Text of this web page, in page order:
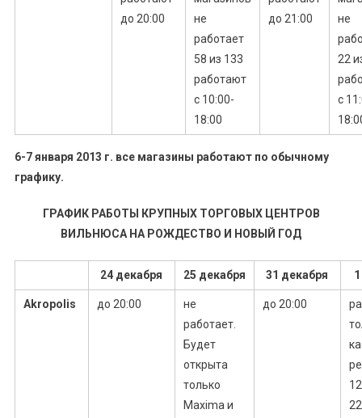
до 20:00
не
работает
58 из 133
работают
с 10:00-
18:00
до 21:00
не
22
с
6-7 января 2013 г. все магазины работают по обычному
графику.
ГРАФИК РАБОТЫ КРУПНЫХ ТОРГОВЫХ ЦЕНТРОВ
ВИЛЬНЮСА НА РОЖДЕСТВО И НОВЫЙ ГОД
24 декабря 25 декабря 31 декабря
Akropolis до 20:00
не
работает.
Будет
открыта
только
Maxima и
до 20:00